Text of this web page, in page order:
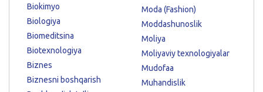
Biokimyo
Biologiya
Biomeditsina
Biotexnologiya
Biznes
Biznesni boshqarish
Moda (Fashion)
Moddashunoslik
Moliya
Moliyaviy texnologiyalar
Mudofaa
Muhandislik